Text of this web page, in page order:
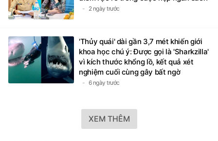
2 ngày trước
'Thủy quái' dài gần 3,7 mét khiến giới
khoa học chú ý: Được gọi là 'Sharkzilla'
vì kích thước khổng lồ, kết quả xét
nghiệm cuối cùng gây bất ngờ
6 ngày trước
XEM THÊM